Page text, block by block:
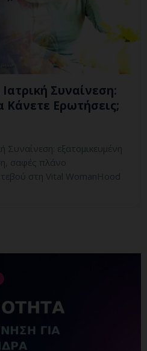
Συναίνεση:
Ερωτήσεις;
Συναίνεση: εξατομικευμένη
σαφές πλάνο
στη Vital WomanHood